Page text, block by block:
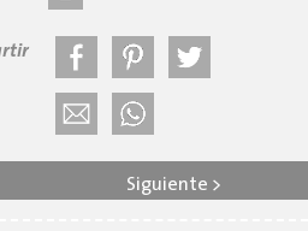
Siguiente >